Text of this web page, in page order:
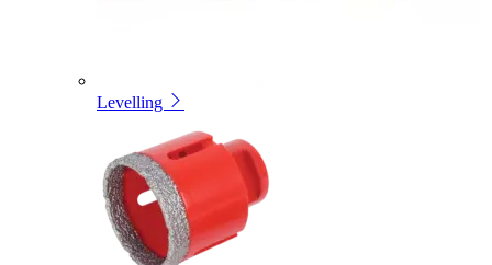
Levelling